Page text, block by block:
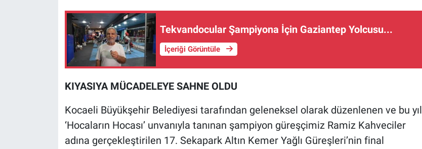
Tekvandocular Şampiyona İçin Gaziantep Yolcusu...
İçeriği Görüntüle
KIYASIYA MÜCADELEYE SAHNE OLDU
Kocaeli Büyükşehir Belediyesi tarafından geleneksel olarak düzenlenen ve bu yıl
‘Hocaların Hocası’ unvanıyla tanınan şampiyon güreşçimiz Ramiz Kahveciler
adına gerçekleştirilen 17. Sekapark Altın Kemer Yağlı Güreşleri’nin final